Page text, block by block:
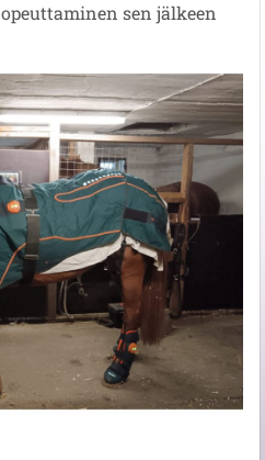
sen jälkeen